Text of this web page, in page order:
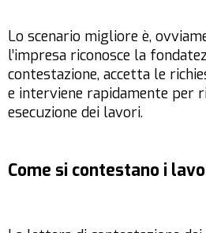
Lo scenario migliore è,
l’impresa riconosce la
contestazione, accetta le
e interviene rapidamente per
esecuzione dei lavori.
Come si contestano i